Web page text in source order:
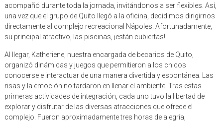
acompañó durante toda la jornada, invitándonos a ser flexibles. Así,
una vez que el grupo de Quito llegó a la oficina, decidimos dirigirnos
directamente al complejo recreacional Nápoles. Afortunadamente,
su principal atractivo, las piscinas, ¡están cubiertas!
Al llegar, Katheriene, nuestra encargada de becarios de Quito,
organizó dinámicas y juegos que permitieron a los chicos
conocerse e interactuar de una manera divertida y espontánea. Las
risas y la emoción no tardaron en llenar el ambiente. Tras estas
primeras actividades de integración, cada uno tuvo la libertad de
explorar y disfrutar de las diversas atracciones que ofrece el
complejo. Fueron aproximadamente tres horas de alegría,